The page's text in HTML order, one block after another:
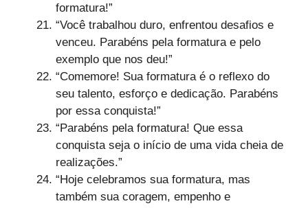
formatura!”
“Você trabalhou duro, enfrentou desafios e
venceu. Parabéns pela formatura e pelo
exemplo que nos deu!”
“Comemore! Sua formatura é o reflexo do
seu talento, esforço e dedicação. Parabéns
por essa conquista!”
“Parabéns pela formatura! Que essa
conquista seja o início de uma vida cheia de
realizações.”
“Hoje celebramos sua formatura, mas
também sua coragem, empenho e